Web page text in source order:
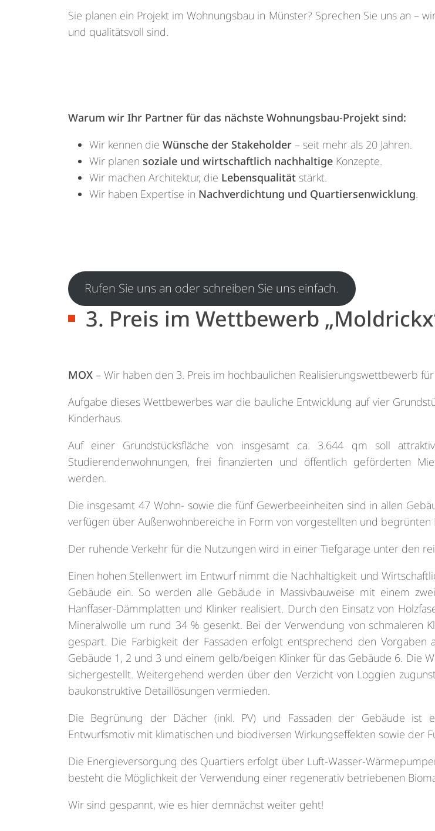
Sie planen ein Projekt im Wohnungsbau in Münster? Sprechen Sie uns an –
und qualitätsvoll sind.
Warum wir Ihr Partner für das nächste Wohnungsbau-Projekt sind:
Wir kennen die Wünsche der Stakeholder– seit mehr als 20 Jahren.
Wir planen soziale und wirtschaftlich nachhaltigeKonzepte.
Wir machen Architektur, die Lebensqualitätstärkt.
Wir haben Expertise in Nachverdichtung und Quartiersenwicklung.
Rufen Sie uns an oder schreiben Sie uns einfach.
3. Preis im Wettbewerb
MOX– Wir haben den 3. Preis im hochbaulichen Realisierungswettbewerb
Aufgabe dieses Wettbewerbes war die bauliche Entwicklung auf vier
Kinderhaus.
Auf einer Grundstücksfläche von insgesamt ca. 3.644 qm soll
Studierendenwohnungen, frei finanzierten und öffentlich geförderten
werden.
Die insgesamt 47 Wohn- sowie die fünf Gewerbeeinheiten sind in allen
verfügen über Außenwohnbereiche in Form von vorgestellten und begrünten
Der ruhende Verkehr für die Nutzungen wird in einer Tiefgarage unter den
Einen hohen Stellenwert im Entwurf nimmt die Nachhaltigkeit und
Gebäude ein. So werden alle Gebäude in Massivbauweise mit einem
Hanffaser-Dämmplatten und Klinker realisiert. Durch den Einsatz von
Mineralwolle um rund 34 % gesenkt. Bei der Verwendung von schmaleren
gespart. Die Farbigkeit der Fassaden erfolgt entsprechend den
Gebäude 1, 2 und 3 und einem gelb/beigen Klinker für das Gebäude 6. Die
sichergestellt. Weitergehend werden über den Verzicht von Loggien
baukonstruktive Detaillösungen vermieden.
Die Begrünung der Dächer (inkl. PV) und Fassaden der Gebäude ist
Entwurfsmotiv mit klimatischen und biodiversen Wirkungseffekten sowie der
Die Energieversorgung des Quartiers erfolgt über Luft-Wasser-
besteht die Möglichkeit der Verwendung einer regenerativ betriebenen
Wir sind gespannt, wie es hier demnächst weiter geht!